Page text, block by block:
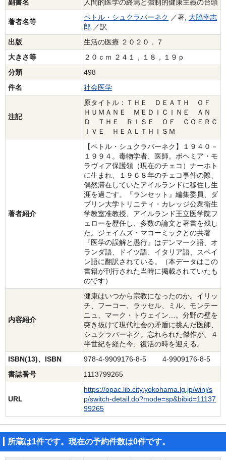
副書名
人間的医学の終焉と強制的健康主義の台頭
著者名等
ペトル・シュクラバーネク ／著, 大脇幸志
郎 ／訳
出版
生活の医療 ２０２０．７
大きさ等
２０ｃｍ ２４１，１８，１９ｐ
分類
498
件名
社会医学
注記
原タイトル：ＴＨＥ ＤＥＡＴＨ ＯＦ
ＨＵＭＡＮＥ ＭＥＤＩＣＩＮＥ ＡＮ
Ｄ ＴＨＥ ＲＩＳＥ ＯＦ ＣＯＥＲＣ
ＩＶＥ ＨＥＡＬＴＨＩＳＭ
著者紹介
【ペトル・シュクラバーネク】１９４０－
１９９４。毒物学者、医師。ボヘミア・モ
ラヴィア保護領（現在のチェコ）ナーホト
に生まれ、１９６８年のチェコ事件の際、
偶然滞在していたアイルランドに移住し生
涯を過ごす。『ランセット』編集委員、ダ
ブリン大学トリニティ・カレッジ公衆衛生
学教室准教授、アイルランド王立医学院フ
ェローを歴任し、多数の論文と著書を残し
た。ジェイムズ・マコーミックとの共著
『医学の誤解と愚行』はデンマーク語、オ
ランダ語、ドイツ語、イタリア語、スペイ
ン語に翻訳されている。（本データはこの
書籍が刊行された当時に掲載されていたも
のです）
内容紹介
健康はいつから宗教になったのか。イリッ
チ、フーコー、ラッセル、ミル、モンテー
ニュ、マーク・トウェイン…。分野の壁を
突き抜けて現代社会の矛盾に挑んだ医師、
シュクラバーネク。忘れられた傑作が、４
半世紀を経た今、復活の時を迎える。
ISBN(13)、ISBN
978-4-9909176-8-5 4-9909176-8-5
書誌番号
1113799265
URL
https://opac.lib.city.yokohama.lg.jp/winj/s
p/switch-detail.do?mode=sp&bibid=11137
99265
所蔵は1件です。現在の予約件数は0件です。